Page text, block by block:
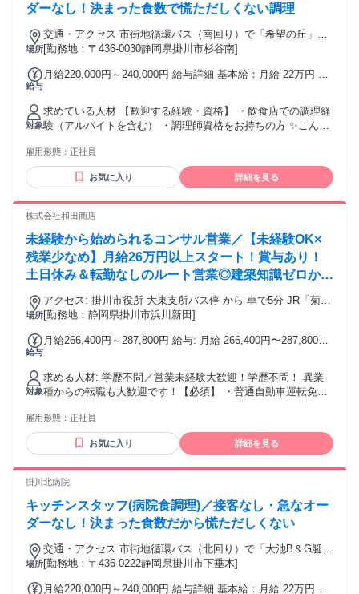
ーワークでお仕事探し中の方も◎ 年齢の条件と理由：あり
のため））
ダーなし！決まった食数で慌ただしくない調理
場所
交通・アクセス 市街地循環バス（南回り）で「希望の丘」下
車 徒歩1分
[勤務地：〒436-0030静岡県掛川市杉谷南]
給与
月給220,000円～240,000円 給与詳細 基本給：月給 22万円 〜
れる通勤・皆勤・家族手当金額：なし 全員に一律で支払われ
るその他手当金額：なし 【その他手当】 資格手当：10,000
円/月 ※別途支給 (調理師・栄養士・管理栄養士いずれか) 昇
給： 年1回 賞与： 年2回（業績による） 交通費： 規定支給
て上限2万円／月 ※車通勤可（駐車場有） 諸手当： 残業手当
※試用期間３か月・条件変更なし ※固定残業代なし ＜⭐資格
手当月1万円支給＞ 調理師・栄養士・管理栄養士いずれかの資
格をお持ちの方には、毎月1万円の資格手当を支給。月給22万
円以上に加算されるため、資格がそのまま収入アップに直結
します。ブランクがある方も対象となり、過去に取得した資
格を活かして再スタートできる環境です。
対象
求めている人材 【歓迎する経験・資格】 ・飲食店での調理経
験（アルバイトを含む） ・調理師資格をお持ちの方 ✨こんな
より調理に集中したい方 ・決まった流れで調理を進めたい方
・チームで協力しながら働きたい方 ・働き方を見直したい方
・子育てが落ち着き、社員で安定して働きたい ✅無資格OK ✅
方も歓迎します ・病院、学校給食、社員食堂などでの調理経
由：あり（例外事由2号・18歳以上（労働基準法） 例外事由1
号・65歳未満（定年のため））
雇用形態： 正社員
お気に入り 詳細を見る
株式会社和田商店
未経験から始められるコンサル営業／【未経験OK×
残業少なめ】月給26万円以上スタート！賞与あり！
土日休み＆転勤なしのルート営業◎建築知識ゼロから
丁寧に教えます！
場所
アクセス: 掛川市役所 大東支所バス停 から 車で5分 JR「菊川
駅」より車で25分 JR「掛川駅」より車で26分 JR「愛野駅」
車で33分 広がる空と海のすぐ近く！青空のもとで気持ちよく
て働きたい方にぴったりです！ ★車通勤OK（無料駐車場あ
り）
[勤務地：静岡県掛川市浜川新田]
給与
月給266,400円～287,800円 給与: 月給 266,400円〜287,800円
付けください！ ※上記には食事手当（8,500円）を含みます。
お弁当を持参していても毎月一律で支給されます！
対象
求める人材: 学歴不問／営業未経験大歓迎！学歴不問！ 異業
種からの転職も大歓迎です！【必須】 ・普通自動車運転免許
の仕事をこのまま続けることに、漠然とした不安を感じてい
る方 ・人と話すことが好きで、コミュニケーションを大切に
できる方 ・建築や住宅業界に興味があり、知識を身につけて
きたい方 ・転勤なしで、地元に腰を据えて長く働きたい方 ・
アを描きたい方
雇用形態： 正社員
お気に入り 詳細を見る
掛川北病院
キッチンスタッフ(病院食調理)／接客なし・急なオー
ダーなし！決まった食数だから慌ただしくない
場所
交通・アクセス 市街地循環バス（北回り）で「大池B＆G艇庫
前」下車 徒歩7分
[勤務地：〒436-0222静岡県掛川市下垂木]
月給220,000円～240,000円 給与詳細 基本給：月給 22万円 〜